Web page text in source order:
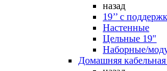
назад
19’’ с
Настенные
Цельные 19"
Наборные/
Домашняя кабельная